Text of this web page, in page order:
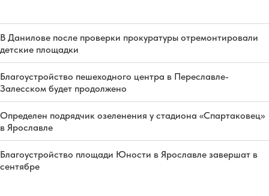
В Данилове после проверки прокуратуры отремонтировали
детские площадки
Благоустройство пешеходного центра в Переславле-
Залесском будет продолжено
Определен подрядчик озеленения у стадиона «Спартаковец»
в Ярославле
Благоустройство площади Юности в Ярославле завершат в
сентябре